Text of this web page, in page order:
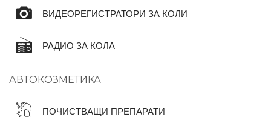
ВИДЕОРЕГИСТРАТОРИ ЗА КОЛИ
РАДИО ЗА КОЛА
АВТОКОЗМЕТИКА
ПОЧИСТВАЩИ ПРЕПАРАТИ